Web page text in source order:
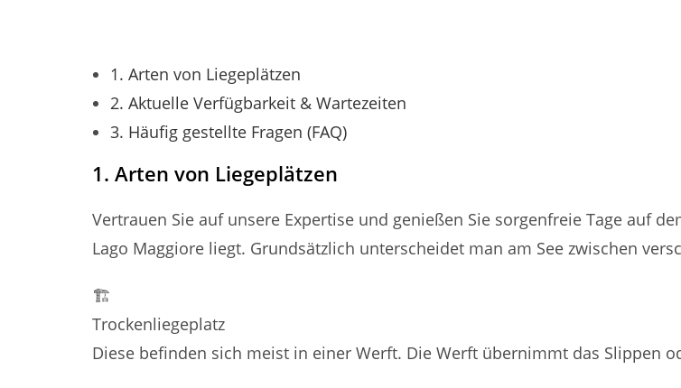
1. Arten von Liegeplätzen
2. Aktuelle Verfügbarkeit & Wartezeiten
3. Häufig gestellte Fragen (FAQ)
1. Arten von Liegeplätzen
Vertrauen Sie auf unsere Expertise und genießen Sie sorgenfreie Tage auf
Lago Maggiore liegt. Grundsätzlich unterscheidet man am See zwischen
🏗️
Trockenliegeplatz
Diese befinden sich meist in einer Werft. Die Werft übernimmt das Slippen